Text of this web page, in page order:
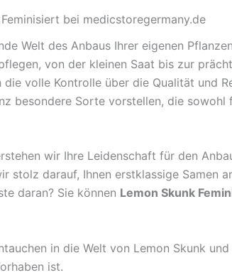
bei medicstoregermany.de
Welt des Anbaus Ihrer eigenen
von der kleinen Saat bis zur
volle Kontrolle über die Qualität und
besondere Sorte vorstellen, die
wir Ihre Leidenschaft für den
stolz darauf, Ihnen erstklassige
daran? Sie können Lemon Skunk
in die Welt von Lemon Skunk
ist.